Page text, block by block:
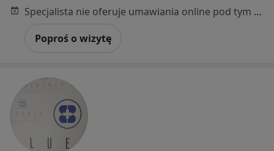
Specjalista nie oferuje umawiania online pod tym adresem.
Poproś o wizytę